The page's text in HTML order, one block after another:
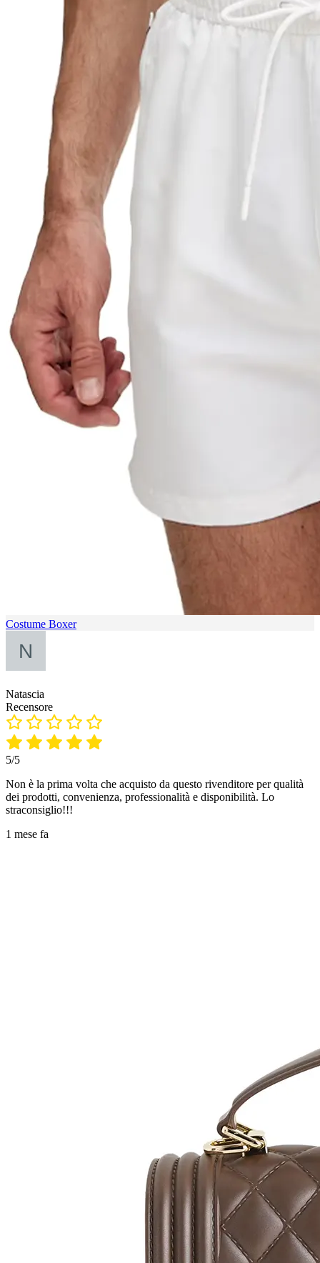
Costume Boxer
Natascia
Recensore
5/5
Non è la prima volta che acquisto da questo rivenditore per qualità
dei prodotti, convenienza, professionalità e disponibilità. Lo
straconsiglio!!!
1 mese fa